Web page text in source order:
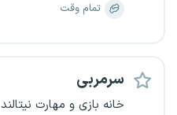
تمام وقت
سرمربی
خانه بازی و مهارت نیتالند